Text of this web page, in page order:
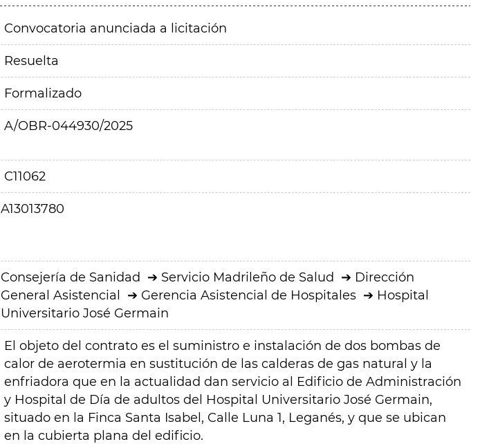
Convocatoria anunciada a licitación
Resuelta
Formalizado
A/OBR-044930/2025
C11062
A13013780
Consejería de Sanidad Servicio Madrileño de Salud
Dirección
General Asistencial
Gerencia Asistencial de Hospitales
Hospital
Universitario José Germain
El objeto del contrato es el suministro e instalación de dos bombas de
calor de aerotermia en sustitución de las calderas de gas natural y la
enfriadora que en la actualidad dan servicio al Edificio de Administración
y Hospital de Día de adultos del Hospital Universitario José Germain,
situado en la Finca Santa Isabel, Calle Luna 1, Leganés, y que se ubican
en la cubierta plana del edificio.